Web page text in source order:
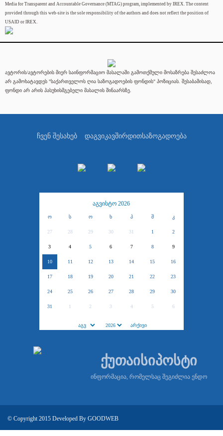
Media for Transparent and Accountable Governance (MTAG) program, implemented by IREX. The content
provided through this web-site is the sole responsibility of the authors and does not reflect the position of
USAID or IREX.
ავტორის/ავტორების მიერ საინფორმაციო მასალაში გამოთქმული მოსაზრება შესაძლოა
არ გამოხატავდეს "საქართველოს ღია საზოგადოების ფონდის" პოზიციას. შესაბამისად,
ფონდი არ არის პასუხისმგებელი მასალის შინაარსზე.
ჩვენ შესახებ დაგვიკავშირდითსაზოგადოება
აგვისტო 2026
ო ს ო ხ პ შ კ
27 28 29 30 31 1 2
3 4 5 6 7 8 9
10 11 12 13 14 15 16
17 18 19 20 21 22 23
24 25 26 27 28 29 30
31 1 2 3 4 5 6
ქუთაისიპოსტი
ინფორმაცია, რომელსაც შეგიძლია ენდო
© Copyright 2015 Developed By GOODWEB